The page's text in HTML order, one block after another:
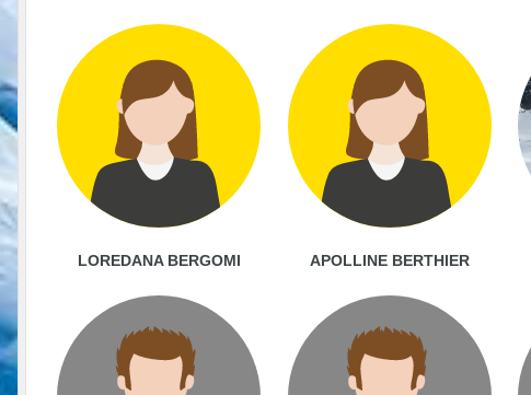
LOREDANA BERGOMI APOLLINE BERTHIER